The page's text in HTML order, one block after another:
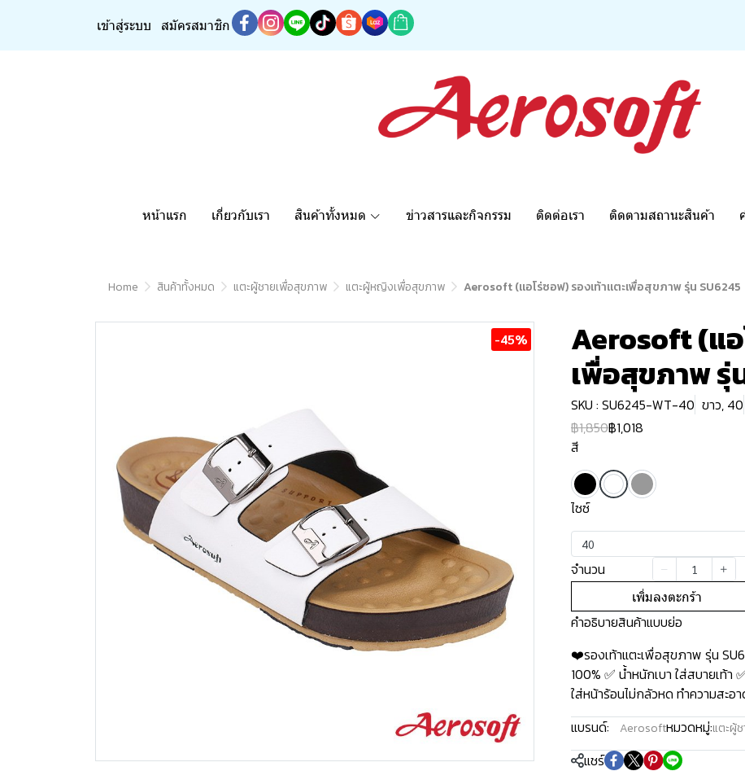
เข้าสู่ระบบ สมัครสมาชิก
หน้าแรก เกี่ยวกับเรา สินค้าทั้งหมด ข่าวสารและกิจกรรม ติดต่อเรา ติดตามสถานะสินค้า
Home สินค้าทั้งหมด แตะผู้ชายเพื่อสุขภาพ แตะผู้หญิงเพื่อสุขภาพ Aerosoft (แอโร่ซอฟ) รองเท้าแตะเพื่อสุขภาพ รุ่น SU6245
-45% Aerosoft (แอ
เพื่อสุขภาพ รุ่
SKU : SU6245-WT-40 ขาว, 40
฿1,850฿1,018
สี
ไซซ์
40
จำนวน
เพิ่มลงตะกร้า
คำอธิบายสินค้าแบบย่อ
❤️รองเท้าแตะเพื่อสุขภาพ รุ่น
100% ✅ น้ำหนักเบา ใส่สบายเท้า
ใส่หน้าร้อนไม่กลัวหด ทำความสะ
แบรนด์:
Aerosoftหมวดหมู่:แตะผู้
แชร์